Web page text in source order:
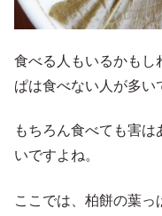
食べる人もいるかもし
ぱは食べない人が多い
もちろん食べても害
いですよね。
ここでは、柏餅の葉っ